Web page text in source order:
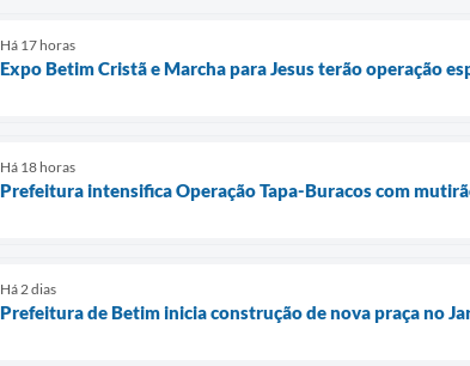
Há 17 horas
Expo Betim Cristã e Marcha para Jesus terão operação
Há 18 horas
Prefeitura intensifica Operação Tapa-Buracos com
Há 2 dias
Prefeitura de Betim inicia construção de nova praça no